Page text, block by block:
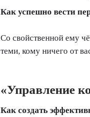
Как успешно вести
Со свойственной ему
теми, кому ничего от
«Управление
Как создать